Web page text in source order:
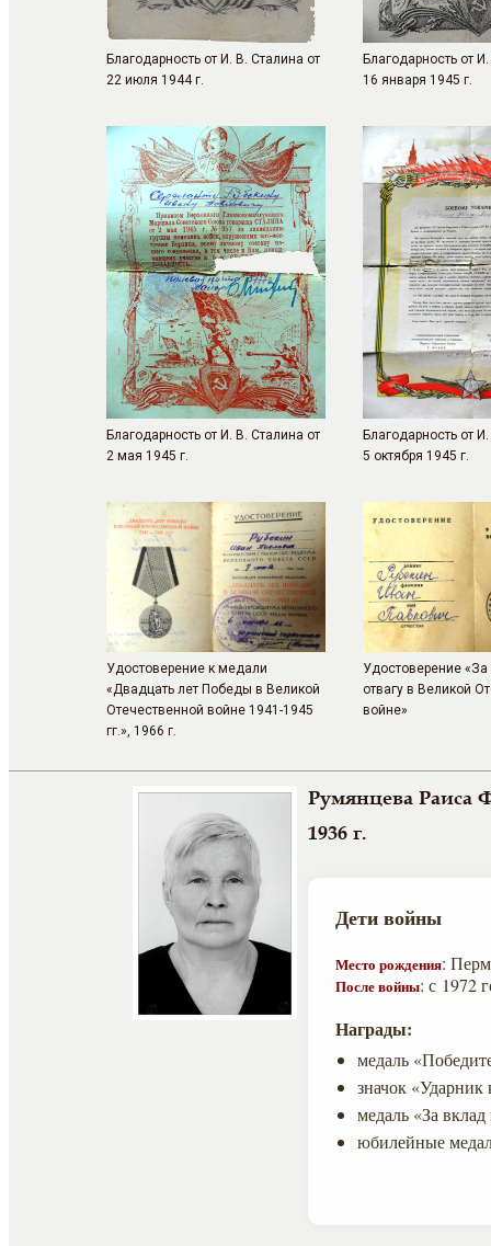
Благодарность от И. В. Сталина от
22 июля 1944 г.
Благодарность от
16 января 1945 г.
Благодарность от И. В. Сталина от
2 мая 1945 г.
Благодарность от
5 октября 1945 г.
Удостоверение к медали
«Двадцать лет Победы в Великой
Отечественной войне 1941-1945
гг.», 1966 г.
Удостоверение «За
отвагу в Великой
войне»
Румянцева Раиса
1936 г.
Дети войны
Место рождения:
После войны: с 1972
Награды:
медаль
значок «Ударник
медаль «За
юбилейные